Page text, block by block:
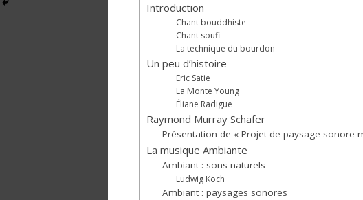
Introduction
Chant bouddhiste
Chant soufi
La technique du bourdon
Un peu d’histoire
Eric Satie
La Monte Young
Éliane Radigue
Raymond Murray Schafer
Présentation de « Projet de paysage sonore
La musique Ambiante
Ambiant : sons naturels
Ludwig Koch
Ambiant : paysages sonores